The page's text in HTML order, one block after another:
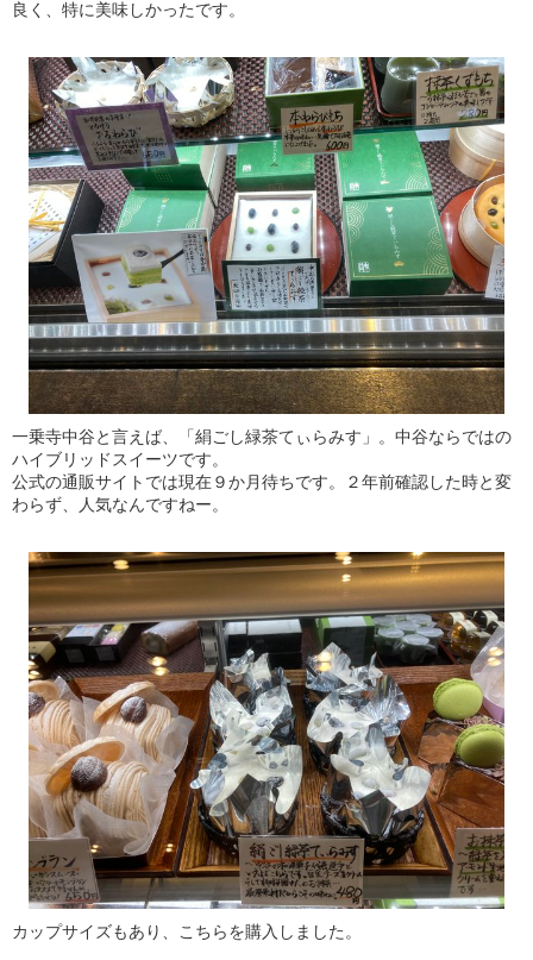
良く、特に美味しかったです。
一乗寺中谷と言えば、「絹ごし緑茶てぃらみす」。中谷ならではの
ハイブリッドスイーツです。
公式の通販サイトでは現在９か月待ちです。２年前確認した時と変
わらず、人気なんですねー。
カップサイズもあり、こちらを購入しました。